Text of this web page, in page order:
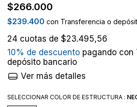
$266.000
$239.400 con Transferencia o
24 cuotas de $23.495,56
10% de descuento pagando con
depósito bancario
Ver más detalles
SELECCIONAR COLOR DE ESTRUCTURA :